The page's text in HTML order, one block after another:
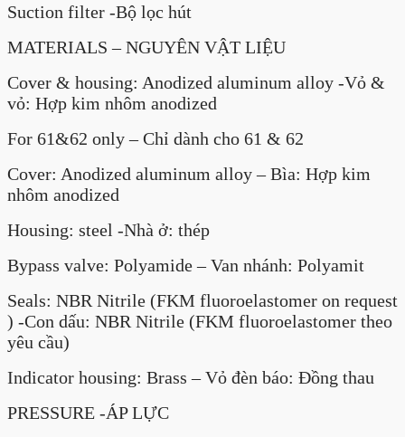
Suction filter -Bộ lọc hút
MATERIALS – NGUYÊN VẬT LIỆU
Cover & housing: Anodized aluminum alloy -Vỏ &
vỏ: Hợp kim nhôm anodized
For 61&62 only – Chỉ dành cho 61 & 62
Cover: Anodized aluminum alloy – Bìa: Hợp kim
nhôm anodized
Housing: steel -Nhà ở: thép
Bypass valve: Polyamide – Van nhánh: Polyamit
Seals: NBR Nitrile (FKM fluoroelastomer on request
) -Con dấu: NBR Nitrile (FKM fluoroelastomer theo
yêu cầu)
Indicator housing: Brass – Vỏ đèn báo: Đồng thau
PRESSURE -ÁP LỰC